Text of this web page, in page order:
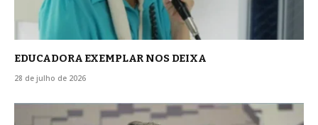
EDUCADORA EXEMPLAR NOS DEIXA
28 de julho de 2026